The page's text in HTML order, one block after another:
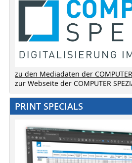
zu den Mediadaten der COMPUTER
zur Webseite der COMPUTER
PRINT SPECIALS